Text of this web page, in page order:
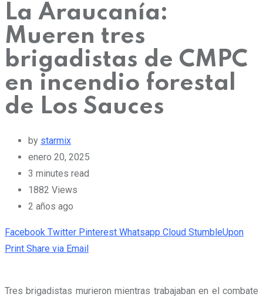
La Araucanía:
Mueren tres
brigadistas de CMPC
en incendio forestal
de Los Sauces
by starmix
enero 20, 2025
3 minutes read
1882 Views
2 años ago
Facebook Twitter Pinterest Whatsapp Cloud StumbleUpon
Print Share via Email
Tres brigadistas murieron mientras trabajaban en el combate